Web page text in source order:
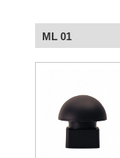
ML 01